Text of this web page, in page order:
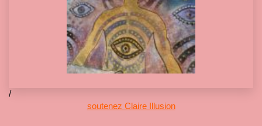
/
soutenez Claire Illusion